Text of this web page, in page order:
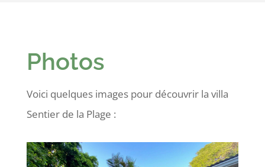
Photos
Voici quelques images pour découvrir la villa
Sentier de la Plage :